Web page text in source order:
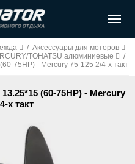
/ Аксессуары для моторов
TOHATSU алюминиевые
/
75HP) - Mercury 75-125 2/4-х такт
(60-75HP) - Mercury
х такт